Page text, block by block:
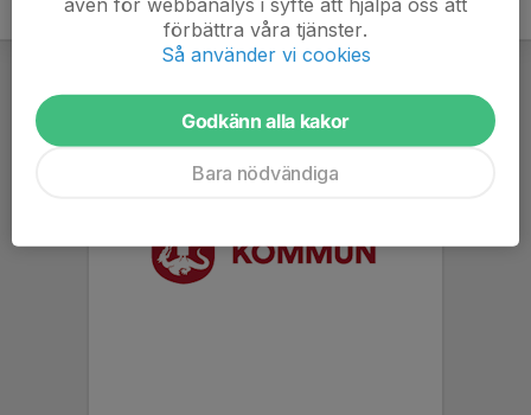
förbättra våra tjänster.
Så använder vi cookies
Godkänn alla kakor
Bara nödvändiga